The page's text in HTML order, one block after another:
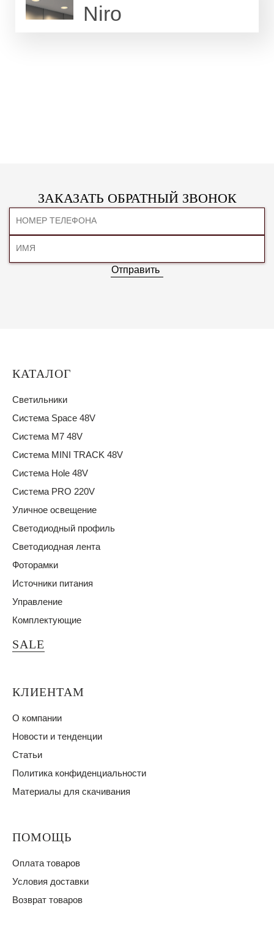
Niro
ЗАКАЗАТЬ ОБРАТНЫЙ ЗВОНОК
Отправить
КАТАЛОГ
Светильники
Система Space 48V
Система M7 48V
Система MINI TRACK 48V
Система Hole 48V
Система PRO 220V
Уличное освещение
Светодиодный профиль
Светодиодная лента
Фоторамки
Источники питания
Управление
Комплектующие
SALE
КЛИЕНТАМ
О компании
Новости и тенденции
Статьи
Политика конфиденциальности
Материалы для скачивания
ПОМОЩЬ
Оплата товаров
Условия доставки
Возврат товаров